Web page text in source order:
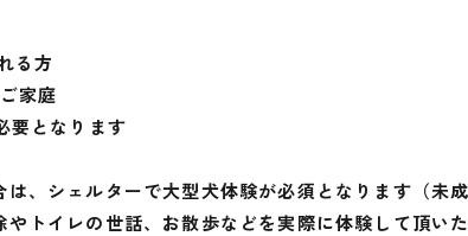
る方
家庭
要となります
、シェルターで大型犬体験が必須となります（未成
トイレの世話、お散歩などを実際に体験して頂い